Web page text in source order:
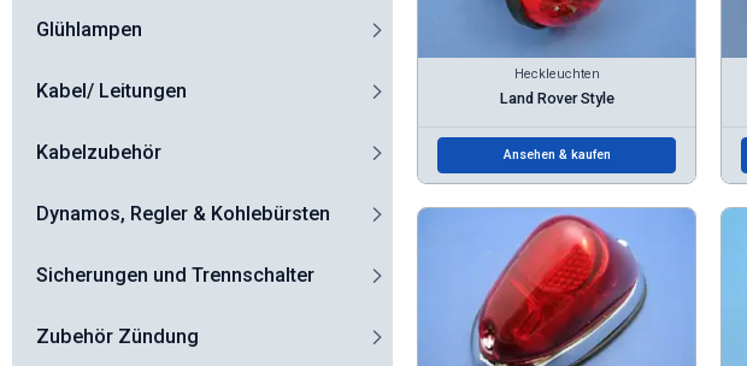
Glühlampen
Kabel/ Leitungen
Kabelzubehör
Dynamos, Regler & Kohlebürsten
Sicherungen und Trennschalter
Zubehör Zündung
Heckleuchten
Land Rover Style
Ansehen & kaufen